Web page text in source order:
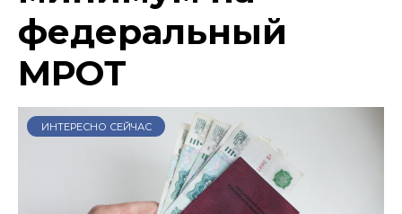
федеральный
МРОТ
ИНТЕРЕСНО СЕЙЧАС